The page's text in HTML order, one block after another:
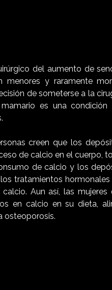
del aumento de
menores y raramente
de someterse a la
es una
creen que los
de calcio en el cuerpo,
de calcio y los
tratamientos
Aun así, las
en calcio en su dieta,
osteoporosis.